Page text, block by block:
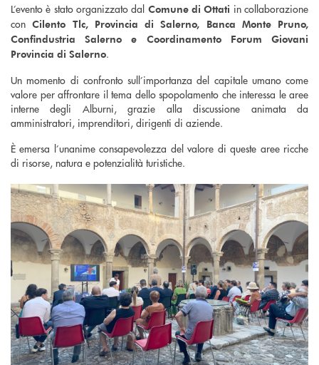
L’evento è stato organizzato dal Comune di Ottati in collaborazione
conCilento Tlc, Provincia di Salerno, Banca Monte Pruno,
Confindustria Salerno e Coordinamento Forum Giovani
Provincia di Salerno.
Un momento di confronto sull’importanza del capitale umano come
valore per affrontare il tema dello spopolamento che interessa le aree
interne degli Alburni, grazie alla discussione animata da
amministratori, imprenditori, dirigenti di aziende.
È emersa l’unanime consapevolezza del valore di queste aree ricche
di risorse, natura e potenzialità turistiche.